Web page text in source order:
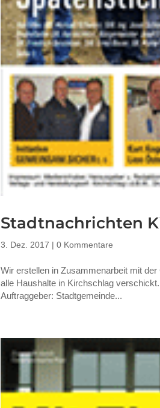
Stadtnachrichten
3. Dez. 2017 |0 Kommentare
Wir erstellen in Zusammenarbeit mit
alle Haushalte in Kirchschlag
Auftraggeber: Stadtgemeinde...